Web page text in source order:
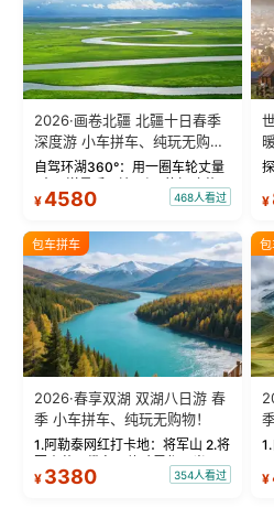
2026·画卷北疆 北疆十日春季
深度游 小车拼车、纯玩无购
物！
自驾环湖360°：用一圈车轮丈量
“大西洋最后一滴眼泪”的极致蔚
蓝。 赛湖旅拍：甄选多款风格服
绝美瞬间。 赛湖坦克300跟车视
频：专业摄影师...
¥4580 468人看过 ¥
包车拼车
2026·春享双湖 双湖八日游 春
季 小车拼车、纯玩无购物！
1.阿勒泰网红打卡地：将军山 2.将
军山落日缆车，体验雪都风光 3.
将军山，夕阳派对，蹦迪party 4.
¥ 3380 354人看过 ¥